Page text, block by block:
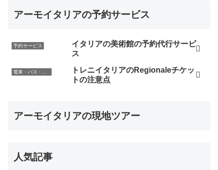
アーモイタリアの予約サービス
予約サービス
イタリアの美術館の予約代行サービ
ス
トレニイタリアのRegionaleチケッ
トの注意点
アーモイタリアの現地ツアー
人気記事